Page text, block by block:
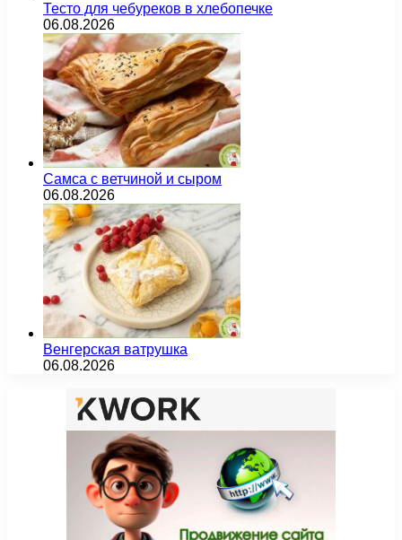
Тесто для чебуреков в хлебопечке
06.08.2026
Самса с ветчиной и сыром
06.08.2026
Венгерская ватрушка
06.08.2026